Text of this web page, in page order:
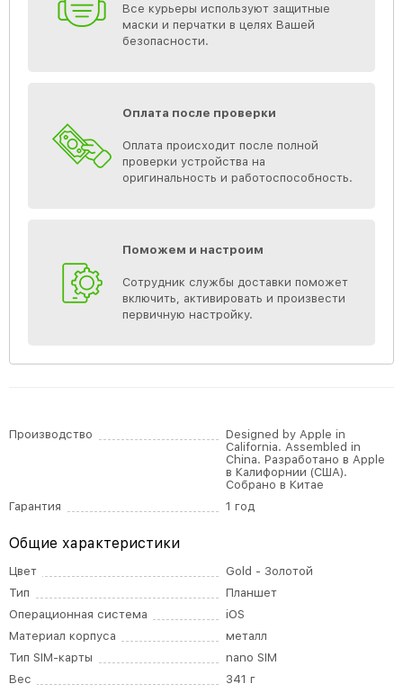
Все курьеры используют защитные
маски и перчатки в целях Вашей
безопасности.
Оплата после проверки
Оплата происходит после полной
проверки устройства на
оригинальность и работоспособность.
Поможем и настроим
Сотрудник службы доставки поможет
включить, активировать и произвести
первичную настройку.
Производство
Designed by Apple in
California. Assembled in
China. Разработано в Apple
в Калифорнии (США).
Собрано в Китае
Гарантия
1 год
Общие характеристики
Цвет
Gold - Золотой
Тип
Планшет
Операционная система
iOS
Материал корпуса
металл
Тип SIM-карты
nano SIM
Вес
341 г